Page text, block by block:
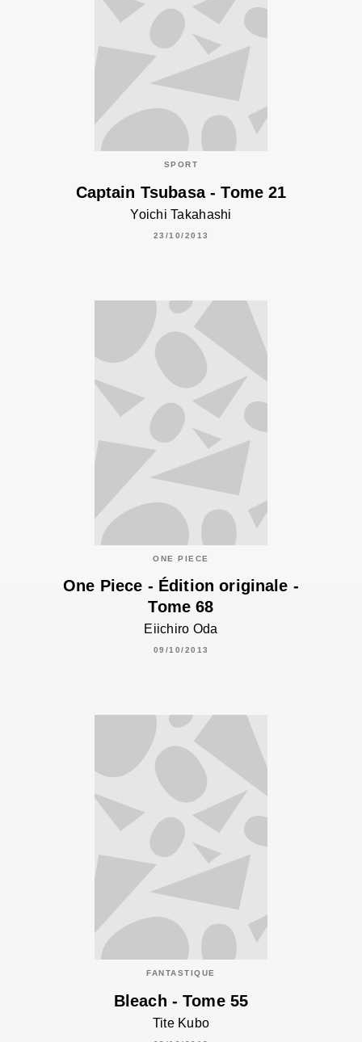
SPORT
Captain Tsubasa - Tome 21
Yoichi Takahashi
23/10/2013
ONE PIECE
One Piece - Édition originale -
Tome 68
Eiichiro Oda
09/10/2013
FANTASTIQUE
Bleach - Tome 55
Tite Kubo